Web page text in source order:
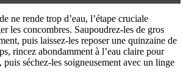
ne rende trop d’eau, l’étape cruciale
les concombres. Saupoudrez-les de gros
puis laissez-les reposer une quinzaine de
rincez abondamment à l’eau claire pour
puis séchez-les soigneusement avec un linge